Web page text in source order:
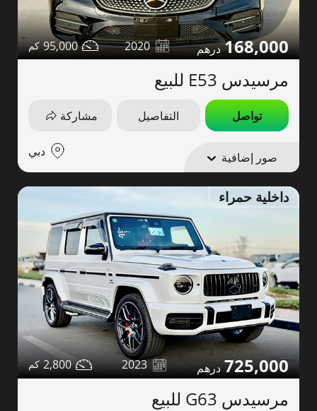
168,000
2020
95,000
مرسيدس E53 للبيع
تواصل التفاصيل مشاركة
صور إضافية دبي
داخلية حمراء
725,000
2023
2,800
مرسيدس G63 للبيع